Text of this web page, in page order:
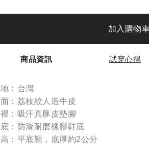
加入購物
商品資訊 試穿心得
：台灣
：荔枝紋人造牛皮
：吸汗真豚皮墊腳
：防滑耐磨橡膠鞋底
：平底鞋，底厚約2公分